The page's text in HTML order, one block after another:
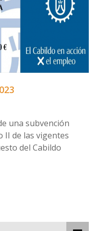
una subvención
II de las vigentes
del Cabildo